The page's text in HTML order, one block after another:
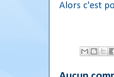
Alors c'est